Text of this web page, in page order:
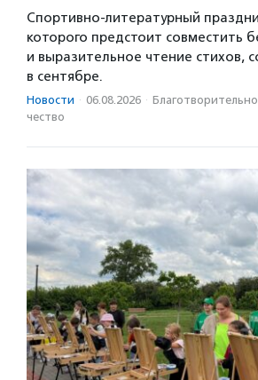
Спортивно-литературный
которого предстоит совместить
и выразительное чтение стихов,
в сентябре.
Новости · 06.08.2026 ·
чест­во